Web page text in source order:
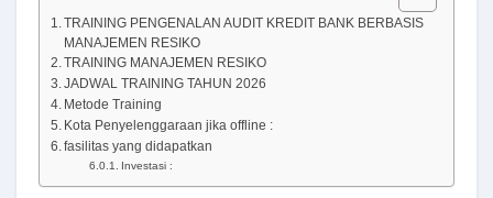
TRAINING PENGENALAN AUDIT KREDIT BANK BERBASIS
MANAJEMEN RESIKO
TRAINING MANAJEMEN RESIKO
JADWAL TRAINING TAHUN 2026
Metode Training
Kota Penyelenggaraan jika offline :
fasilitas yang didapatkan
Investasi :